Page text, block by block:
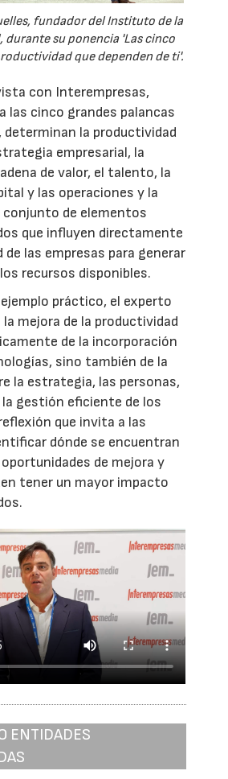
fundador del Instituto de la
su ponencia 'Las cinco
que dependen de ti'.
con Interempresas,
las cinco grandes palancas
determinan la productividad
empresarial, la
de valor, el talento, la
y las operaciones y la
de elementos
que influyen directamente
de las empresas para generar
recursos disponibles.
práctico, el experto
mejora de la productividad
de la incorporación
sino también de la
la estrategia, las personas,
gestión eficiente de los
que invita a las
dónde se encuentran
de mejora y
tener un mayor impacto
ENTIDADES